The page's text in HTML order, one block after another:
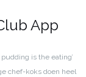
App
is the eating’
chef-koks doen heel